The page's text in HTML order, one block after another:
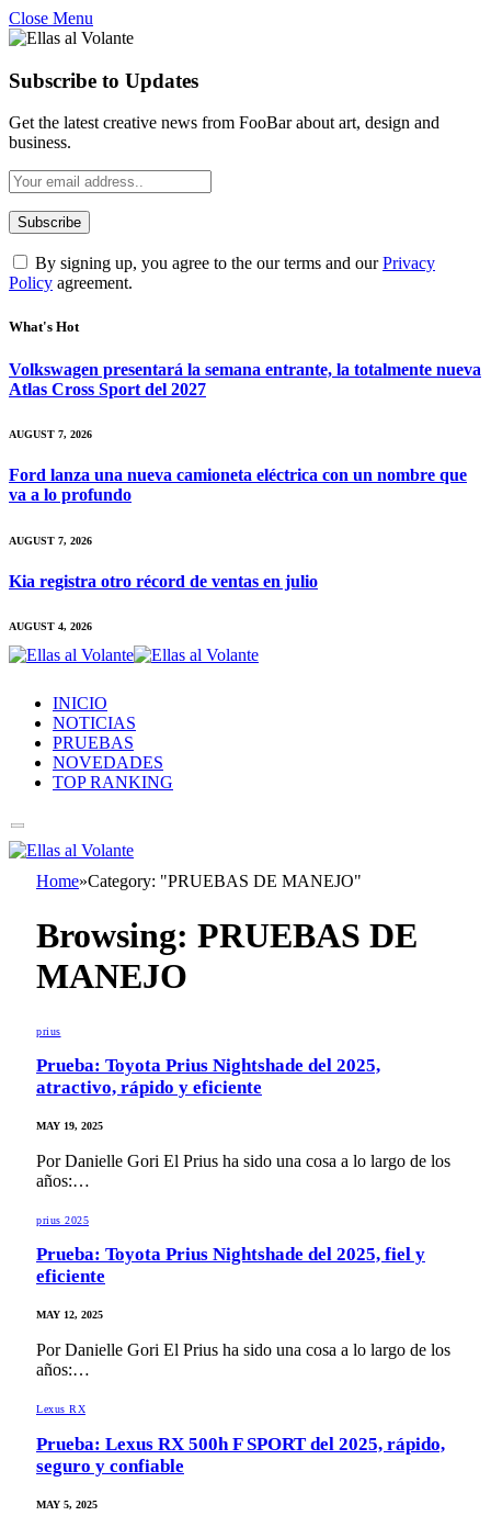
Close Menu
Subscribe to Updates
Get the latest creative news from FooBar about art, design and
business.
By signing up, you agree to the our terms and ourPrivacy
Policy agreement.
What's Hot
Volkswagen presentará la semana entrante, la totalmente nueva
Atlas Cross Sport del 2027
AUGUST 7, 2026
Ford lanza una nueva camioneta eléctrica con un nombre que
va a lo profundo
AUGUST 7, 2026
Kia registra otro récord de ventas en julio
AUGUST 4, 2026
INICIO
NOTICIAS
PRUEBAS
NOVEDADES
TOP RANKING
Home»Category: "PRUEBAS DE MANEJO"
Browsing: PRUEBAS DE
MANEJO
prius
Prueba: Toyota Prius Nightshade del 2025,
atractivo, rápido y eficiente
MAY 19, 2025
Por Danielle Gori El Prius ha sido una cosa a lo largo de los
años:…
prius 2025
Prueba: Toyota Prius Nightshade del 2025, fiel y
eficiente
MAY 12, 2025
Por Danielle Gori El Prius ha sido una cosa a lo largo de los
años:…
Lexus RX
Prueba: Lexus RX 500h F SPORT del 2025, rápido,
seguro y confiable
MAY 5, 2025